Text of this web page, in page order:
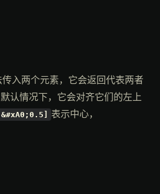
入两个元素，它会返回代表两者
认情况下，它会对齐它们的左上
表示中心，